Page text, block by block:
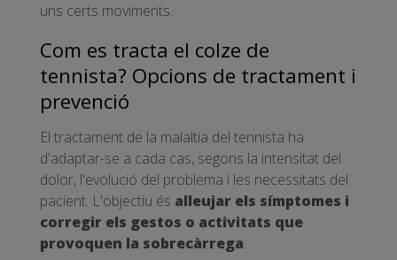
uns certs moviments.
Com es tracta el colze de
tennista? Opcions de tractament i
prevenció
El tractament de la malaltia del tennista ha
d'adaptar-se a cada cas, segons la intensitat del
dolor, l'evolució del problema i les necessitats del
pacient. L'objectiu és alleujar els símptomes i
corregir els gestos o activitats que
provoquen la sobrecàrrega.